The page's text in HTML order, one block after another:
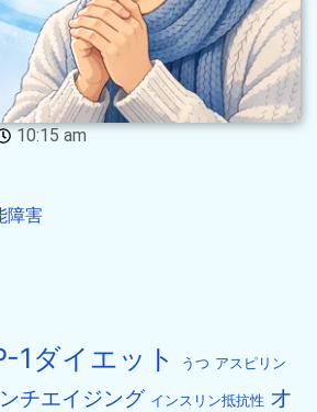
10:15 am
障害
1ダイエット うつ アスピリン
チエイジング インスリン抵抗性 オ